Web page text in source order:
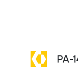
PA-